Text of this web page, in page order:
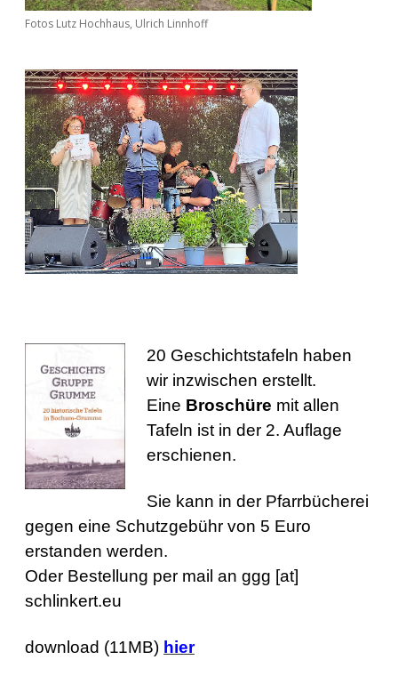
Fotos Lutz Hochhaus, Ulrich Linnhoff
20 Geschichtstafeln haben
wir inzwischen erstellt.
Eine Broschüre mit allen
Tafeln ist in der 2. Auflage
erschienen.
Sie kann in der Pfarrbücherei
gegen eine Schutzgebühr von 5 Euro
erstanden werden.
Oder Bestellung per mail an ggg [at]
schlinkert.eu
download (11MB) hier